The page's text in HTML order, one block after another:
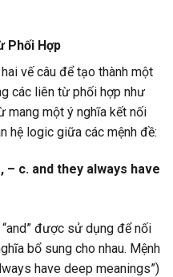
Phối Hợp
vế câu để tạo thành một
các liên từ phối hợp như
mang một ý nghĩa kết nối
hệ logic giữa các mệnh đề:
c. and they always have
được sử dụng để nối
bổ sung cho nhau. Mệnh
have deep meanings”)